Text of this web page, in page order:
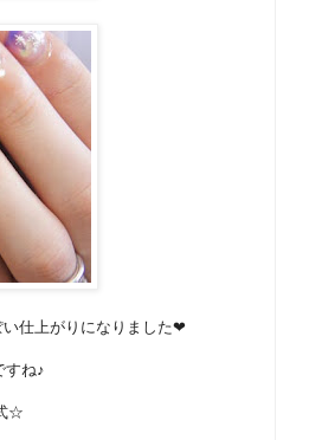
い仕上がりになりました❤
すね♪
☆